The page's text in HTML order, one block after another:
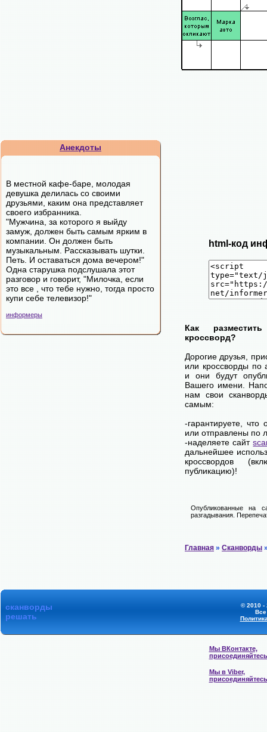
Анекдоты
В местной кафе-баре, молодая
девушка делилась со своими
друзьями, каким она представляет
своего избранника.
"Мужчина, за которого я выйду
замуж, должен быть самым ярким в
компании. Он должен быть
музыкальным. Рассказывать шутки.
Петь. И оставаться дома вечером!"
Одна старушка подслушала этот
разговор и говорит, "Милочка, если
это все , что тебе нужно, тогда просто
купи себе телевизор!"
информеры
html-код
Как
кроссворд?
Дорогие друзья,
или кроссворды по
и они будут
Вашего имени.
нам свои
самым:
-гарантируете,
или отправлены по
-наделяете сайт
дальнейшее
кроссвордов
публикацию)!
Опубликованные на
разгадывания.
Главная » Сканворды
сканворды
решать
© 2010 -
Мы ВКонтакте,
присоединяйтесь
Мы в Viber,
присоединяйтесь